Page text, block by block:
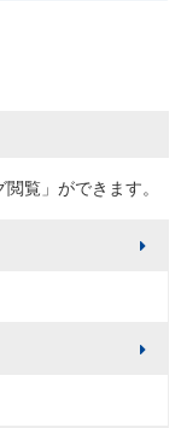
覧」ができます。